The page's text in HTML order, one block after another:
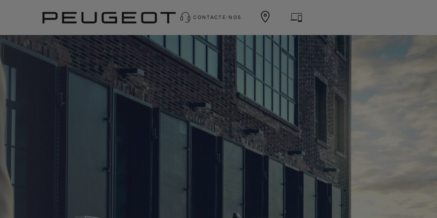
CONTACTE-NOS